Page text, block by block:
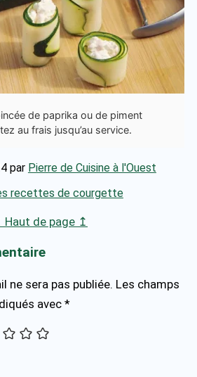
de paprika ou de piment
au frais jusqu’au service.
par Pierre de Cuisine à l'Ouest
recettes de courgette
Haut de page ↥
ne sera pas publiée. Les champs
avec *